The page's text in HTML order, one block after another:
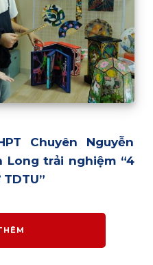
Chuyên Nguyễn
Long trải nghiệm “4